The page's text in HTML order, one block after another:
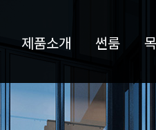
제품소개 썬룸